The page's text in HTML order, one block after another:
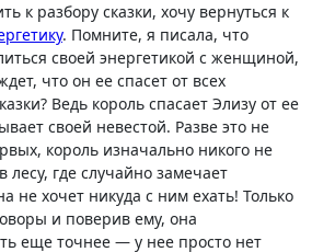
к разбору сказки, хочу вернуться к
. Помните, я писала, что
своей энергетикой с женщиной,
что он ее спасет от всех
Ведь король спасает Элизу от ее
своей невестой. Разве это не
король изначально никого не
лесу, где случайно замечает
не хочет никуда с ним ехать! Только
и поверив ему, она
еще точнее — у нее просто нет